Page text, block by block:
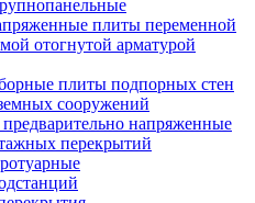
плиты переменной
отогнутой арматурой
плиты подпорных стен
сооружений
напряженные
перекрытий